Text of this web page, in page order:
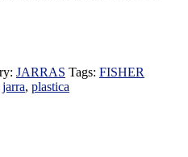
JARRAS Tags: FISHER
jarra, plastica